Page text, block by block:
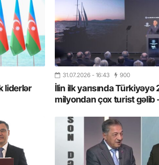
liderlər
31.07.2026 - 16:43 900
İlin ilk yarısında Türkiyəyə
milyondan çox turist gəlib